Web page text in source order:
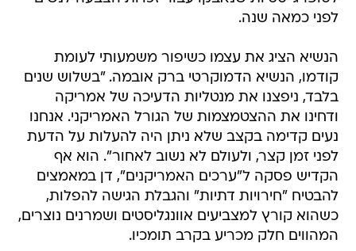
לפני כמאה שנה.
הנשיא הציג את עצמו כשיפור משמעותי לעומת
קודמו, הנשיא הדמוקרטי ברק אובמה. "בשלוש שנים
בלבד, ניפצנו את מנטליות הדעיכה של אמריקה
ודחינו את ההצטמצמות של הגורל האמריקני. אנחנו
נעים קדימה בקצב שלא ניתן היה להעלות על הדעת
לפני זמן קצר, ולעולם לא נשוב לאחור". הוא אף
הקדיש פסקה ל"ערכים האמריקנים", דן במאמצים
להבטיח "חירויות דתיות" והגבלת הגישה להפלות,
כשהוא קורץ למצביעים אוונגליסטים ושמרנים נוצרים,
המהווים חלק מכריע בקרב תומכיו.